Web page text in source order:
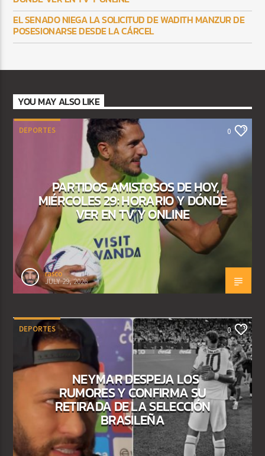
EL SENADO NIEGA LA SOLICITUD DE WADITH MANZUR DE
POSESIONARSE DESDE LA CÁRCEL
YOU MAY ALSO LIKE
DEPORTES 0
PARTIDOS AMISTOSOS DE HOY,
MIÉRCOLES 29: HORARIO Y DÓNDE
VER EN TV Y ONLINE
rasco
JULY 29, 2026
DEPORTES 0
NEYMAR DESPEJA LOS
RUMORES Y CONFIRMA SU
RETIRADA DE LA SELECCIÓN
BRASILEÑA